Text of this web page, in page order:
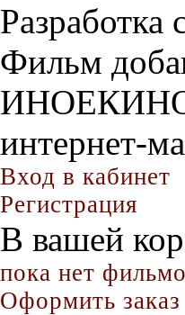
Разработка
Фильм
интернет-
Вход в кабинет
Регистрация
В вашей
пока нет
Оформить заказ